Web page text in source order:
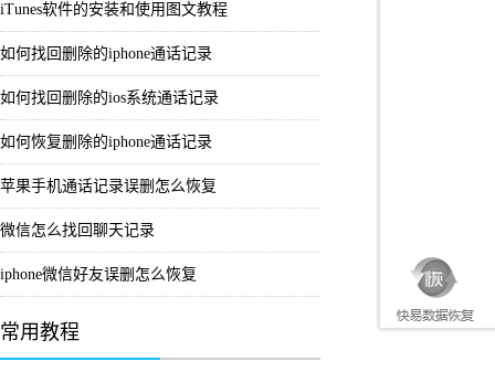
iTunes软件的安装和使用图文教程
如何找回删除的iphone通话记录
如何找回删除的ios系统通话记录
如何恢复删除的iphone通话记录
苹果手机通话记录误删怎么恢复
微信怎么找回聊天记录
iphone微信好友误删怎么恢复
常用教程